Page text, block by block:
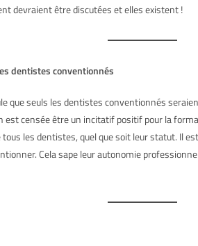
devraient être discutées et elles existent !
dentistes conventionnés
que seuls les dentistes conventionnés
est censée être un incitatif positif pour la
les dentistes, quel que soit leur statut. Il
Cela sape leur autonomie